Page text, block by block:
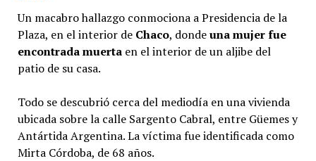
Un macabro hallazgo conmociona a Presidencia de la
Plaza, en el interior de Chaco, dondeuna mujer fue
encontrada muerta en el interior de un aljibe del
patio de su casa.
Todo se descubrió cerca del mediodía en una vivienda
ubicada sobre la calle Sargento Cabral, entre Güemes y
Antártida Argentina. La víctima fue identificada como
Mirta Córdoba, de 68 años.